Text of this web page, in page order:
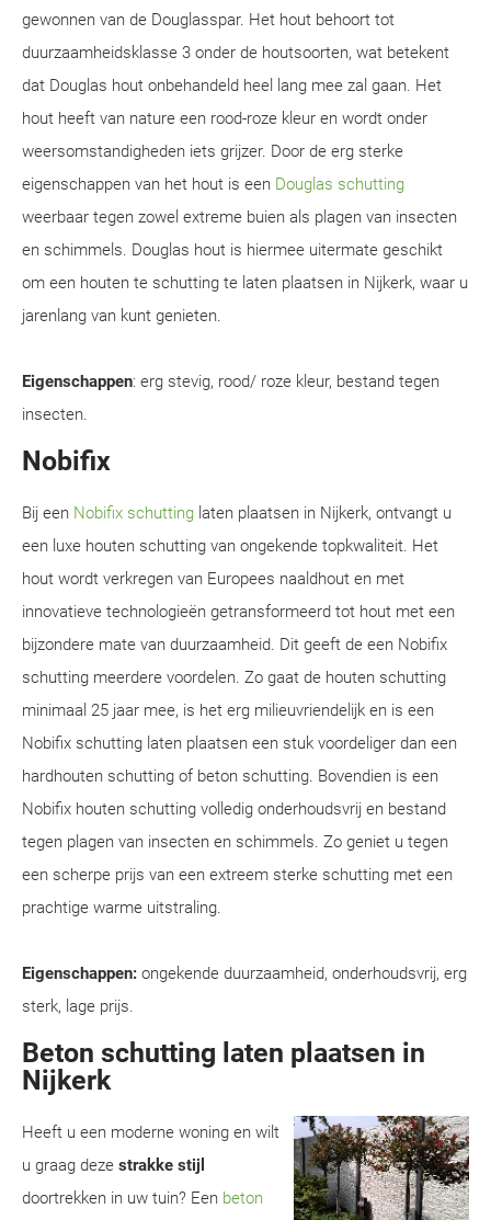
gewonnen van de Douglasspar. Het hout behoort tot
duurzaamheidsklasse 3 onder de houtsoorten, wat betekent
dat Douglas hout onbehandeld heel lang mee zal gaan. Het
hout heeft van nature een rood-roze kleur en wordt onder
weersomstandigheden iets grijzer. Door de erg sterke
eigenschappen van het hout is een Douglas schutting
weerbaar tegen zowel extreme buien als plagen van insecten
en schimmels. Douglas hout is hiermee uitermate geschikt
om een houten te schutting te laten plaatsen in Nijkerk, waar u
jarenlang van kunt genieten.
Eigenschappen: erg stevig, rood/ roze kleur, bestand tegen
insecten.
Nobifix
Bij een Nobifix schutting laten plaatsen in Nijkerk, ontvangt u
een luxe houten schutting van ongekende topkwaliteit. Het
hout wordt verkregen van Europees naaldhout en met
innovatieve technologieën getransformeerd tot hout met een
bijzondere mate van duurzaamheid. Dit geeft de een Nobifix
schutting meerdere voordelen. Zo gaat de houten schutting
minimaal 25 jaar mee, is het erg milieuvriendelijk en is een
Nobifix schutting laten plaatsen een stuk voordeliger dan een
hardhouten schutting of beton schutting. Bovendien is een
Nobifix houten schutting volledig onderhoudsvrij en bestand
tegen plagen van insecten en schimmels. Zo geniet u tegen
een scherpe prijs van een extreem sterke schutting met een
prachtige warme uitstraling.
Eigenschappen: ongekende duurzaamheid, onderhoudsvrij, erg
sterk, lage prijs.
Beton schutting laten plaatsen in
Nijkerk
Heeft u een moderne woning en wilt
u graag deze strakke stijl
doortrekken in uw tuin? Een beton